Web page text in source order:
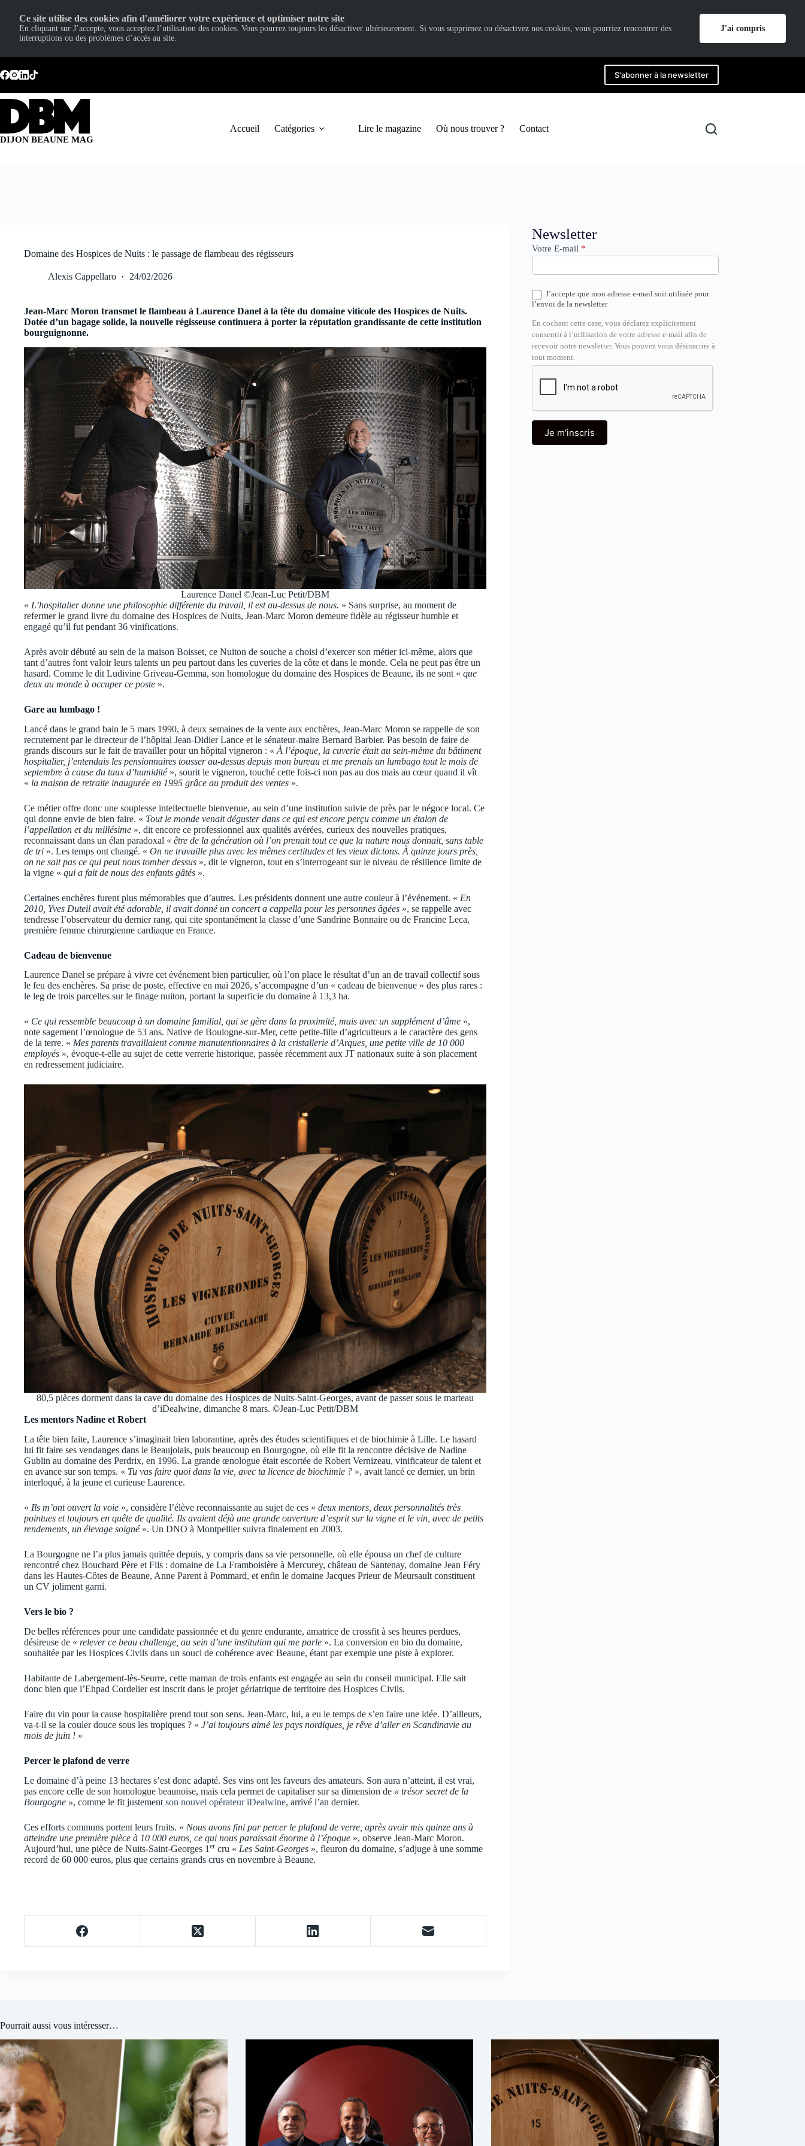
au
contenu
S'abonner à la newsletter
DIJON BEAUNE MAG
Accueil Catégories Lire le magazine Où nous trouver ? Contact
Domaine des Hospices de Nuits : le passage de flambeau des régisseurs
Alexis Cappellaro 24/02/2026
Jean-Marc Moron transmet le flambeau à Laurence Danel à la tête du domaine viticole des Hospices de Nuits.
Dotée d’un bagage solide, la nouvelle régisseuse continuera à porter la réputation grandissante de cette institution
bourguignonne.
Laurence Danel ©Jean-Luc Petit/DBM
« L’hospitalier donne une philosophie différente du travail, il est au-dessus de nous. » Sans surprise, au moment de
refermer le grand livre du domaine des Hospices de Nuits, Jean-Marc Moron demeure fidèle au régisseur humble et
engagé qu’il fut pendant 36 vinifications.
Après avoir débuté au sein de la maison Boisset, ce Nuiton de souche a choisi d’exercer son métier ici-même, alors que
tant d’autres font valoir leurs talents un peu partout dans les cuveries de la côte et dans le monde. Cela ne peut pas être un
hasard. Comme le dit Ludivine Griveau-Gemma, son homologue du domaine des Hospices de Beaune, ils ne sont « que
deux au monde à occuper ce poste ».
Gare au lumbago !
Lancé dans le grand bain le 5 mars 1990, à deux semaines de la vente aux enchères, Jean-Marc Moron se rappelle de son
recrutement par le directeur de l’hôpital Jean-Didier Lance et le sénateur-maire Bernard Barbier. Pas besoin de faire de
grands discours sur le fait de travailler pour un hôpital vigneron : « À l’époque, la cuverie était au sein-même du bâtiment
hospitalier, j’entendais les pensionnaires tousser au-dessus depuis mon bureau et me prenais un lumbago tout le mois de
septembre à cause du taux d’humidité», sourit le vigneron, touché cette fois-ci non pas au dos mais au cœur quand il vît
« la maison de retraite inaugurée en 1995 grâce au produit des ventes ».
Ce métier offre donc une souplesse intellectuelle bienvenue, au sein d’une institution suivie de près par le négoce local. Ce
qui donne envie de bien faire. « Tout le monde venait déguster dans ce qui est encore perçu comme un étalon de
l’appellation et du millésime », dit encore ce professionnel aux qualités avérées, curieux des nouvelles pratiques,
reconnaissant dans un élan paradoxal « être de la génération où l’on prenait tout ce que la nature nous donnait, sans table
de tri ». Les temps ont changé. « On ne travaille plus avec les mêmes certitudes et les vieux dictons. À quinze jours près,
on ne sait pas ce qui peut nous tomber dessus », dit le vigneron, tout en s’interrogeant sur le niveau de résilience limite de
la vigne « qui a fait de nous des enfants gâtés ».
Certaines enchères furent plus mémorables que d’autres. Les présidents donnent une autre couleur à l’événement. « En
2010, Yves Duteil avait été adorable, il avait donné un concert a cappella pour les personnes âgées », se rappelle avec
tendresse l’observateur du dernier rang, qui cite spontanément la classe d’une Sandrine Bonnaire ou de Francine Leca,
première femme chirurgienne cardiaque en France.
Cadeau de bienvenue
Laurence Danel se prépare à vivre cet événement bien particulier, où l’on place le résultat d’un an de travail collectif sous
le feu des enchères. Sa prise de poste, effective en mai 2026, s’accompagne d’un « cadeau de bienvenue » des plus rares :
le leg de trois parcelles sur le finage nuiton, portant la superficie du domaine à 13,3 ha.
« Ce qui ressemble beaucoup à un domaine familial, qui se gère dans la proximité, mais avec un supplément d’âme »,
note sagement l’œnologue de 53 ans. Native de Boulogne-sur-Mer, cette petite-fille d’agriculteurs a le caractère des gens
de la terre. « Mes parents travaillaient comme manutentionnaires à la cristallerie d’Arques, une petite ville de 10 000
employés », évoque-t-elle au sujet de cette verrerie historique, passée récemment aux JT nationaux suite à son placement
en redressement judiciaire.
80,5 pièces dorment dans la cave du domaine des Hospices de Nuits-Saint-Georges, avant de passer sous le marteau
d’iDealwine, dimanche 8 mars. ©Jean-Luc Petit/DBM
Les mentors Nadine et Robert
La tête bien faite, Laurence s’imaginait bien laborantine, après des études scientifiques et de biochimie à Lille. Le hasard
lui fit faire ses vendanges dans le Beaujolais, puis beaucoup en Bourgogne, où elle fit la rencontre décisive de Nadine
Gublin au domaine des Perdrix, en 1996. La grande œnologue était escortée de Robert Vernizeau, vinificateur de talent et
en avance sur son temps. « Tu vas faire quoi dans la vie, avec ta licence de biochimie ? », avait lancé ce dernier, un brin
interloqué, à la jeune et curieuse Laurence.
« Ils m’ont ouvert la voie », considère l’élève reconnaissante au sujet de ces « deux mentors, deux personnalités très
pointues et toujours en quête de qualité. Ils avaient déjà une grande ouverture d’esprit sur la vigne et le vin, avec de petits
rendements, un élevage soigné». Un DNO à Montpellier suivra finalement en 2003.
La Bourgogne ne l’a plus jamais quittée depuis, y compris dans sa vie personnelle, où elle épousa un chef de culture
rencontré chez Bouchard Père et Fils : domaine de La Framboisière à Mercurey, château de Santenay, domaine Jean Féry
dans les Hautes-Côtes de Beaune, Anne Parent à Pommard, et enfin le domaine Jacques Prieur de Meursault constituent
un CV joliment garni.
Vers le bio ?
De belles références pour une candidate passionnée et du genre endurante, amatrice de crossfit à ses heures perdues,
désireuse de « relever ce beau challenge, au sein d’une institution qui me parle ». La conversion en bio du domaine,
souhaitée par les Hospices Civils dans un souci de cohérence avec Beaune, étant par exemple une piste à explorer.
Habitante de Labergement-lès-Seurre, cette maman de trois enfants est engagée au sein du conseil municipal. Elle sait
donc bien que l’Ehpad Cordelier est inscrit dans le projet gériatrique de territoire des Hospices Civils.
Faire du vin pour la cause hospitalière prend tout son sens. Jean-Marc, lui, a eu le temps de s’en faire une idée. D’ailleurs,
va-t-il se la couler douce sous les tropiques ? « J’ai toujours aimé les pays nordiques, je rêve d’aller en Scandinavie au
mois de juin ! »
Percer le plafond de verre
Le domaine d’à peine 13 hectares s’est donc adapté. Ses vins ont les faveurs des amateurs. Son aura n’atteint, il est vrai,
pas encore celle de son homologue beaunoise, mais cela permet de capitaliser sur sa dimension de « trésor secret de la
Bourgogne », comme le fit justement son nouvel opérateur iDealwine, arrivé l’an dernier.
Ces efforts communs portent leurs fruits. « Nous avons fini par percer le plafond de verre, après avoir mis quinze ans à
atteindre une première pièce à 10 000 euros, ce qui nous paraissait énorme à l’époque », observe Jean-Marc Moron.
Aujourd’hui, une pièce de Nuits-Saint-Georges 1 er cru « Les Saint-Georges », fleuron du domaine, s’adjuge à une somme
record de 60 000 euros, plus que certains grands crus en novembre à Beaune.
Newsletter
Newsletter
Votre E-mail *
J’accepte que mon adresse e-mail soit utilisée pour
l’envoi de la newsletter
En cochant cette case, vous déclarez explicitement
consentir à l’utilisation de votre adresse e-mail afin de
recevoir notre newsletter. Vous pouvez vous désinscrire à
tout moment.
Je m'inscris
Pourrait aussi vous intéresser…
Ce site utilise des cookies afin d'améliorer votre expérience et optimiser notre site
En cliquant sur J’accepte, vous acceptez l’utilisation des cookies. Vous pourrez toujours les désactiver ultérieurement. Si vous supprimez ou désactivez nos cookies, vous pourriez rencontrer des
interruptions ou des problèmes d’accès au site.
J'ai compris